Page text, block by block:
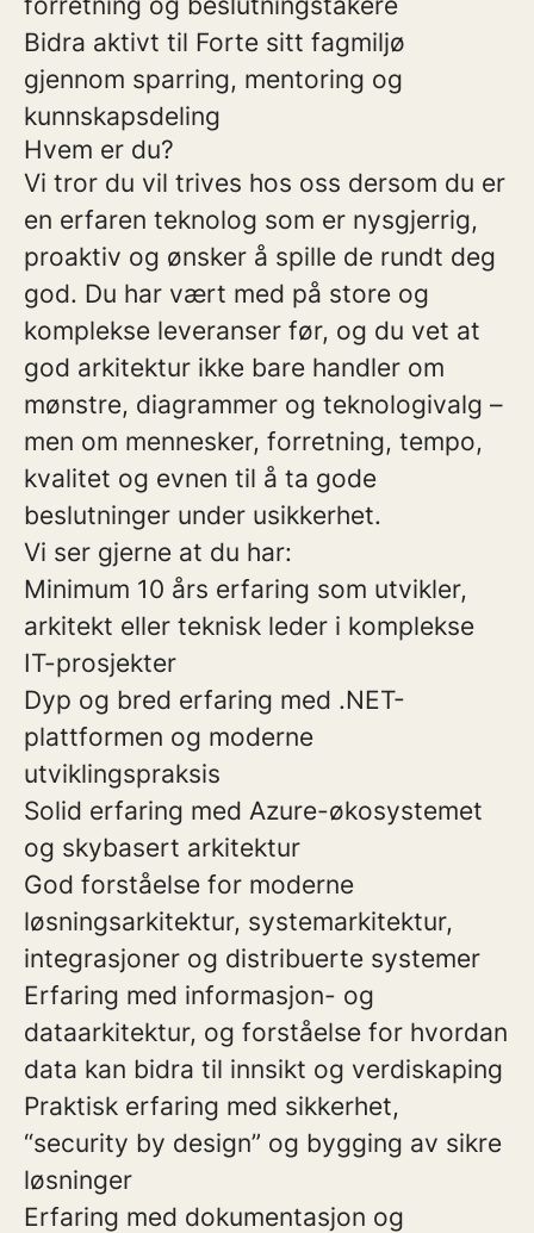
Bidra aktivt til Forte sitt fagmiljø
gjennom sparring, mentoring og
kunnskapsdeling
Hvem er du?
Vi tror du vil trives hos oss dersom du er
en erfaren teknolog som er nysgjerrig,
proaktiv og ønsker å spille de rundt deg
god. Du har vært med på store og
komplekse leveranser før, og du vet at
god arkitektur ikke bare handler om
mønstre, diagrammer og teknologivalg –
men om mennesker, forretning, tempo,
kvalitet og evnen til å ta gode
beslutninger under usikkerhet.
Vi ser gjerne at du har:
Minimum 10 års erfaring som utvikler,
arkitekt eller teknisk leder i komplekse
IT-prosjekter
Dyp og bred erfaring med .NET-
plattformen og moderne
utviklingspraksis
Solid erfaring med Azure-økosystemet
og skybasert arkitektur
God forståelse for moderne
løsningsarkitektur, systemarkitektur,
integrasjoner og distribuerte systemer
Erfaring med informasjon- og
dataarkitektur, og forståelse for hvordan
data kan bidra til innsikt og verdiskaping
Praktisk erfaring med sikkerhet,
“security by design” og bygging av sikre
løsninger
Erfaring med dokumentasjon og